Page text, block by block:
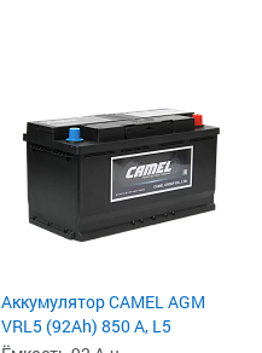
Аккумулятор CAMEL AGM
VRL5 (92Ah) 850 А, L5